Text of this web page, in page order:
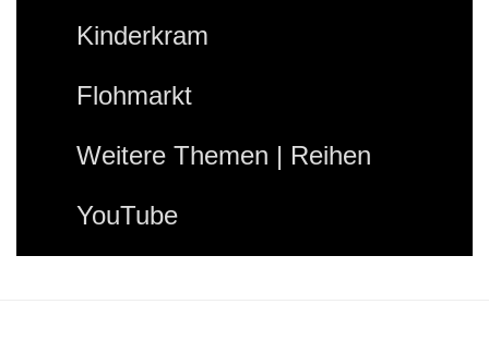
Kinderkram
Flohmarkt
Weitere Themen | Reihen
YouTube